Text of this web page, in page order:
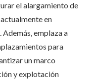
el alargamiento de
en
Además, emplaza a
para
un marco
y explotación